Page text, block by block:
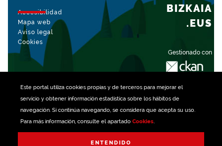
Este portal utiliza cookiespropias y de terceros para mejorar el
servicio y obtener información estadística sobre los hábitos de
navegación. Si continúa navegando, se considera que acepta su uso.
Para más información, consulte el apartado Cookies.
ENTENDIDO
Accesibilidad
Mapa web
Aviso legal
Cookies
Gestionado con
BIZKAIA
.EUS